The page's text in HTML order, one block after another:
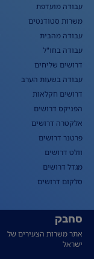
עבודה מועדפת
משרות סטודנטים
עבודה מהבית
עבודה בחו"ל
דרושים שליחים
עבודה בשעות הערב
דרושים חקלאות
הפניקס דרושים
אלקטרה דרושים
פרטנר דרושים
וולט דרושים
מגדל דרושים
סלקום דרושים
סחבק
אתר משרות הצעירים של
ישראל